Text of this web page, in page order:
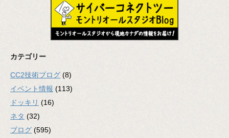
カテゴリー
CC2技術ブログ (8)
イベント情報 (113)
ドッキリ (16)
ネタ (32)
ブログ (595)